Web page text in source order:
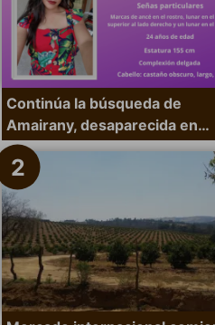
Continúa la búsqueda de
Amairany, desaparecida en…